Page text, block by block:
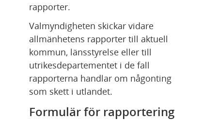
rapporter.
Valmyndigheten skickar vidare
allmänhetens rapporter till aktuell
kommun, länsstyrelse eller till
utrikesdepartementet i de fall
rapporterna handlar om någonting
som skett i utlandet.
Formulär för rapportering